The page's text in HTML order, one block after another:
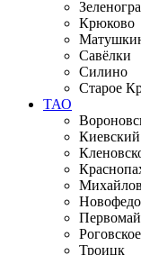
Крюково
Савёлки
Силино
Старое
ТАО
Киевский
Роговское
Троицк